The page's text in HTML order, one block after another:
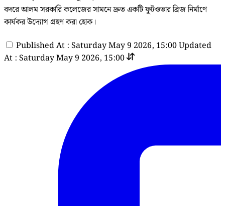
বদরে আলম সরকারি কলেজের সামনে দ্রুত একটি ফুটওভার ব্রিজ নির্মাণে
কার্যকর উদ্যোগ গ্রহণ করা হোক।
Published At : Saturday May 9 2026, 15:00Updated
At : Saturday May 9 2026, 15:00